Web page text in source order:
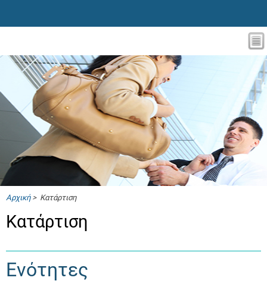
Αρχική> Κατάρτιση
Κατάρτιση
Ενότητες